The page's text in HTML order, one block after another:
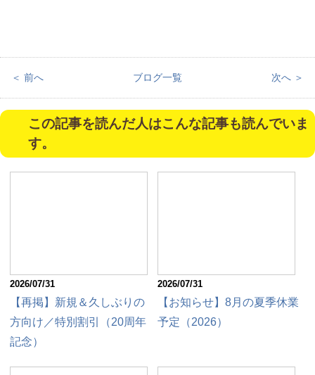
＜ 前へ ブログ一覧 次へ ＞
この記事を読んだ人はこんな記事も読んでいま
す。
2026/07/31
【再掲】新規＆久しぶりの
方向け／特別割引（20周年
記念）
2026/07/31
【お知らせ】8月の夏季休業
予定（2026）